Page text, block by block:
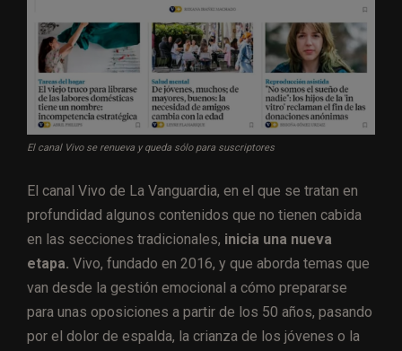
El canal Vivo se renueva y queda sólo para suscriptores
El canal Vivo de La Vanguardia, en el que se tratan en
profundidad algunos contenidos que no tienen cabida
en las secciones tradicionales, inicia una nueva
etapa. Vivo, fundado en 2016, y que aborda temas que
van desde la gestión emocional a cómo prepararse
para unas oposiciones a partir de los 50 años, pasando
por el dolor de espalda, la crianza de los jóvenes o la